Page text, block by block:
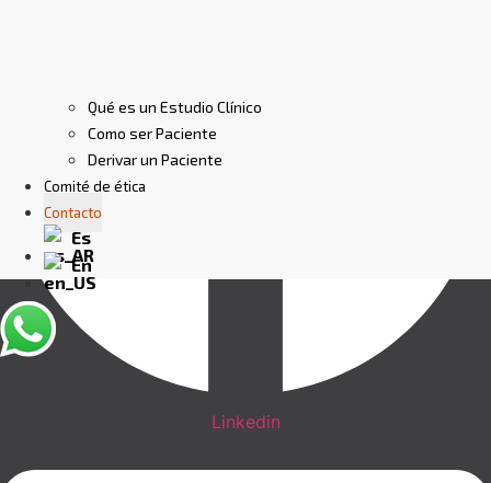
Qué es un Estudio Clínico
Como ser Paciente
Derivar un Paciente
Comité de ética
Contacto
Linkedin